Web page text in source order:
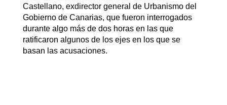
Castellano, exdirector general de Urbanismo del
Gobierno de Canarias, que fueron interrogados
durante algo más de dos horas en las que
ratificaron algunos de los ejes en los que se
basan las acusaciones.